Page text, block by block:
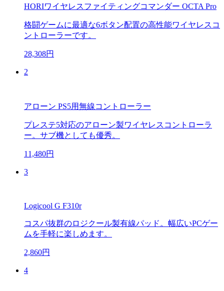
HORIワイヤレスファイティングコマンダー OCTA Pro
格闘ゲームに最適な6ボタン配置の高性能ワイヤレスコ
ントローラーです。
28,308円
2
アローン PS5用無線コントローラー
プレステ5対応のアローン製ワイヤレスコントローラ
ー。サブ機としても優秀。
11,480円
3
Logicool G F310r
コスパ抜群のロジクール製有線パッド。幅広いPCゲー
ムを手軽に楽しめます。
2,860円
4